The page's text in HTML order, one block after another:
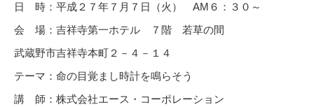
日 時：平成２７年７月７日（火） AM６：３０～
会 場：吉祥寺第一ホテル ７階 若草の間
武蔵野市吉祥寺本町２－４－１４
テーマ：命の目覚まし時計を鳴らそう
講 師：株式会社エース・コーポレーション